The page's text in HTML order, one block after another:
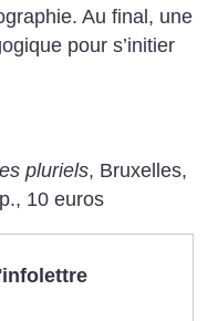
Au final, une
pour s’initier
pluriels, Bruxelles,
10 euros